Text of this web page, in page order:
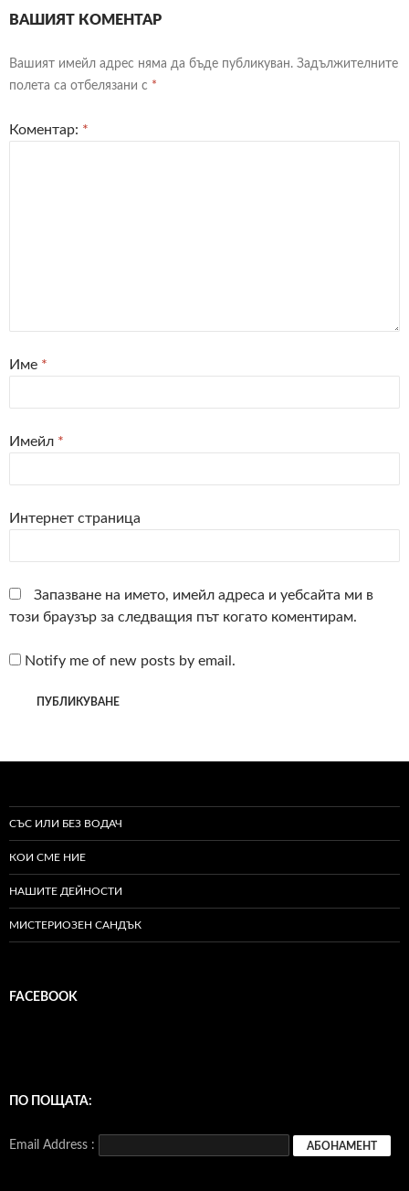
ВАШИЯТ КОМЕНТАР
Вашият имейл адрес няма да бъде публикуван. Задължителните
полета са отбелязани с *
Коментар: *
Име *
Имейл *
Интернет страница
Запазване на името, имейл адреса и уебсайта ми в
този браузър за следващия път когато коментирам.
Notify me of new posts by email.
СЪС ИЛИ БЕЗ ВОДАЧ
КОИ СМЕ НИЕ
НАШИТЕ ДЕЙНОСТИ
МИСТЕРИОЗЕН САНДЪК
FACEBOOK
ПО ПОЩАТА:
Email Address :